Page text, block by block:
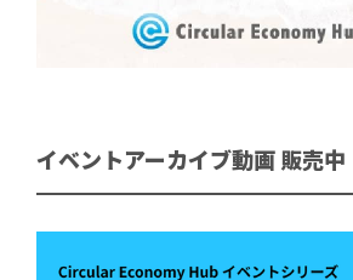
イベントアーカイブ動画 販売中